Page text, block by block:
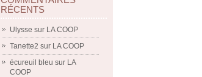
RÉCENTS
Ulysse sur LA COOP
Tanette2 sur LA COOP
écureuil bleu sur LA
COOP